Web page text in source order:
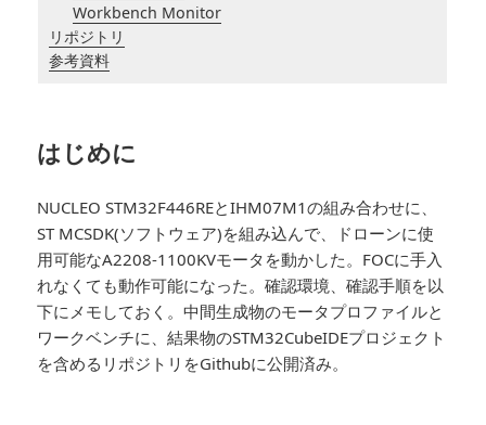
Workbench Monitor
リポジトリ
参考資料
はじめに
NUCLEO STM32F446REとIHM07M1の組み合わせに、
ST MCSDK(ソフトウェア)を組み込んで、ドローンに使
用可能なA2208-1100KVモータを動かした。FOCに手入
れなくても動作可能になった。確認環境、確認手順を以
下にメモしておく。中間生成物のモータプロファイルと
ワークベンチに、結果物のSTM32CubeIDEプロジェクト
を含めるリポジトリをGithubに公開済み。